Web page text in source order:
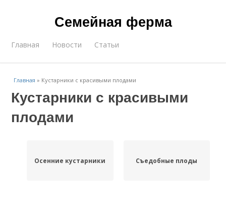
Семейная ферма
Главная Новости Статьи
Главная » Кустарники с красивыми плодами
Кустарники с красивыми
плодами
Осенние кустарники Съедобные плоды